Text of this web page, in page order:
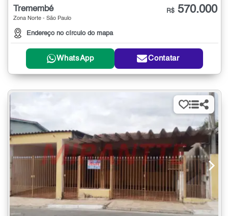
Tremembé
Zona Norte - São Paulo
Endereço no círculo do mapa
R$ 570.000
WhatsApp Contatar